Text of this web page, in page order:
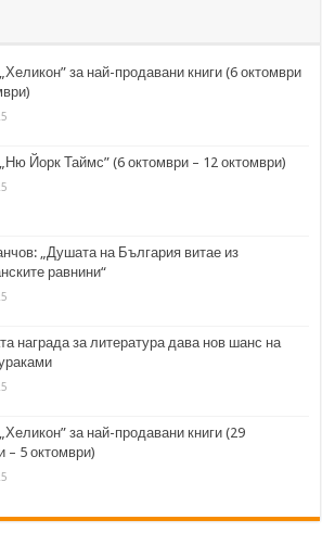
за най-продавани книги (6 октомври
Йорк Таймс” (6 октомври – 12 октомври)
„Душата на България витае из
равнини“
награда за литература дава нов шанс на
за най-продавани книги (29
– 5 октомври)